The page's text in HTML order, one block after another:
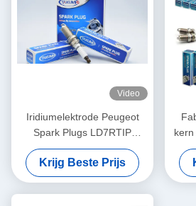
Video
Iridiumelektrode Peugeot
Spark Plugs LD7RTIP
1.1mm Gap Hoog
brandstofverbruik NGK
toyota
Krijg Beste Prijs
kern